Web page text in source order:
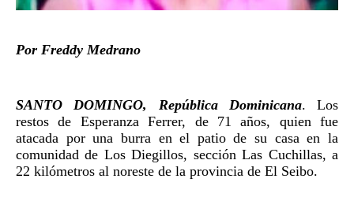
Por Freddy Medrano
SANTO DOMINGO, República Dominicana. Los
restos de Esperanza Ferrer, de 71 años, quien fue
atacada por una burra en el patio de su casa en la
comunidad de Los Diegillos, sección Las Cuchillas, a
22 kilómetros al noreste de la provincia de El Seibo.